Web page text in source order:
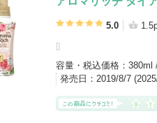
5.0
[]
容量・税込価格： 380ml
発売日： 2019/8/7